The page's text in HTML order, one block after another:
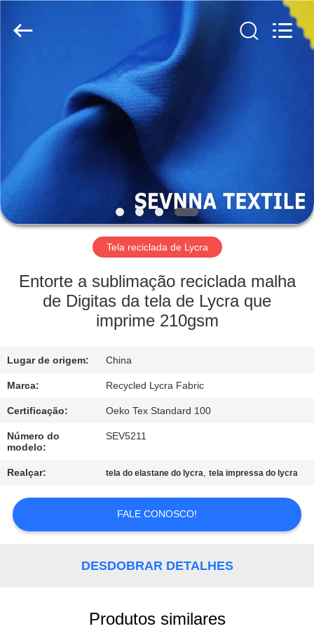
PRODUTOS
SHOW
DE
RV
NÓS
EXCURSÃO
FÁBRICA
CONTROLE
DA
QUALIDADE
CONTACTE-
NOS
NOTÍCIA
SEVNNA
TEXTILE.
Tela reciclada de Lycra
Entorte a sublimação reciclada malha
de Digitas da tela de Lycra que
imprime 210gsm
Lugar de origem: China
Marca: Recycled Lycra Fabric
Certificação: Oeko Tex Standard 100
Número do
modelo:
SEV5211
Realçar: tela do elastane do lycra,tela impressa do lycra
FALE CONOSCO!
DESDOBRAR DETALHES
Produtos similares